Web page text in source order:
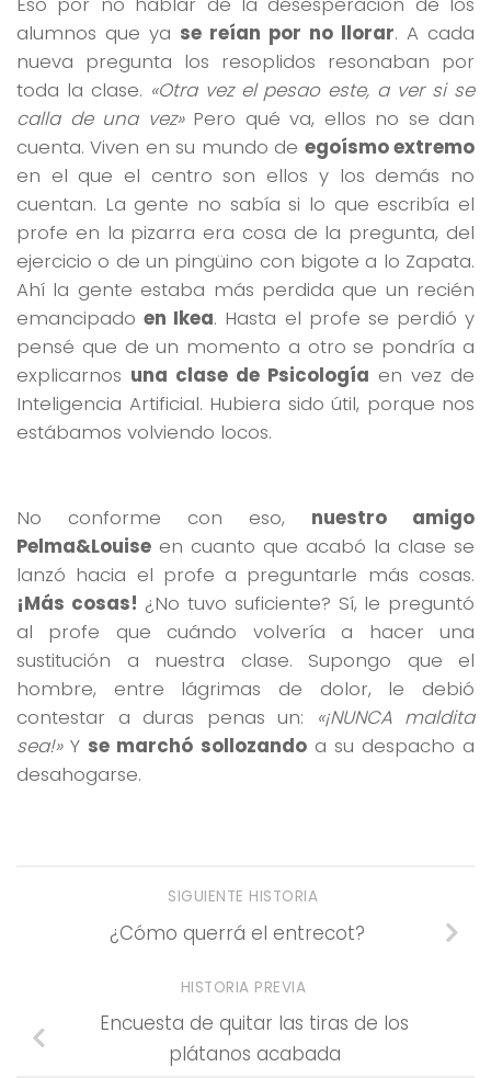
alumnos que ya se reían por no llorar. A cada
nueva pregunta los resoplidos resonaban por
toda la clase. «Otra vez el pesao este, a ver si se
calla de una vez»Pero qué va, ellos no se dan
cuenta. Viven en su mundo de egoísmo extremo
en el que el centro son ellos y los demás no
cuentan. La gente no sabía si lo que escribía el
profe en la pizarra era cosa de la pregunta, del
ejercicio o de un pingüino con bigote a lo Zapata.
Ahí la gente estaba más perdida que un recién
emancipadoen Ikea. Hasta el profe se perdió y
pensé que de un momento a otro se pondría a
explicarnos una clase de Psicología en vez de
Inteligencia Artificial. Hubiera sido útil, porque nos
estábamos volviendo locos.
No conforme con eso, nuestro amigo
Pelma&Louise en cuanto que acabó la clase se
lanzó hacia el profe a preguntarle más cosas.
¡Más cosas! ¿No tuvo suficiente? Sí, le preguntó
al profe que cuándo volvería a hacer una
sustitución a nuestra clase. Supongo que el
hombre, entre lágrimas de dolor, le debió
contestar a duras penas un:
«¡NUNCA maldita
sea!»Y se marchó sollozandoa su despacho a
desahogarse.
SIGUIENTE HISTORIA
¿Cómo querrá el entrecot?
HISTORIA PREVIA
Encuesta de quitar las tiras de los
plátanos acabada